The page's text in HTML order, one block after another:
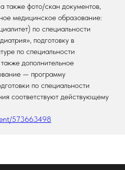
также фото/скан документов,
медицинское образование:
по специальности
подготовку в
по специальности
дополнительное
— программу
по специальности
соответствуют действующему
573663498